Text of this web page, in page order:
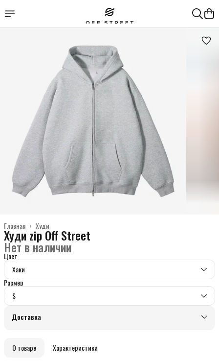
Худи
Главная ›
Худи zip Off Street
Нет в наличии
Цвет
Хаки
Размер
S
Доставка
О товаре Характеристики